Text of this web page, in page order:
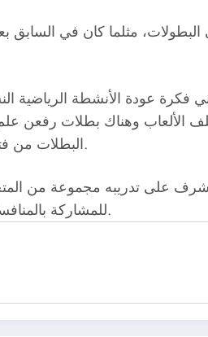
الألعاب وهناك بطلات رفعن
البطلات من فتيات النادي في سبيل إعلاء اسم الإسماعيلي في كافة الأصعدة.
سيشرف على تدريبه مجموعة من
للمشاركة بالمنافسات المحلية وتقديم مستوي يليق بإسم وقيمة هذا النادي الكبير.